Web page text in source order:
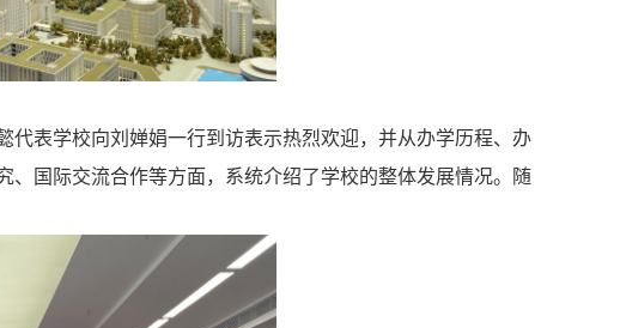
代表学校向刘婵娟一行到访表示热烈欢迎，并从办学历程、办
国际交流合作等方面，系统介绍了学校的整体发展情况。随